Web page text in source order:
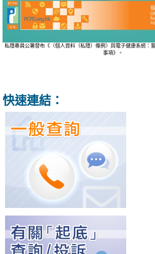
私隱專員公署發布《〈個人資料（私隱）條例〉與電子健康系統：
事項》。
快速連結：